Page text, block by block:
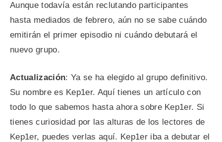
Aunque todavía están reclutando participantes
hasta mediados de febrero, aún no se sabe cuándo
emitirán el primer episodio ni cuándo debutará el
nuevo grupo.
Actualización: Ya se ha elegido al grupo definitivo.
Su nombre es Kep1er. Aquí tienes un artículo con
todo lo que sabemos hasta ahora sobre Kep1er. Si
tienes curiosidad por las alturas de los lectores de
Kep1er, puedes verlas aquí. Kep1er iba a debutar el